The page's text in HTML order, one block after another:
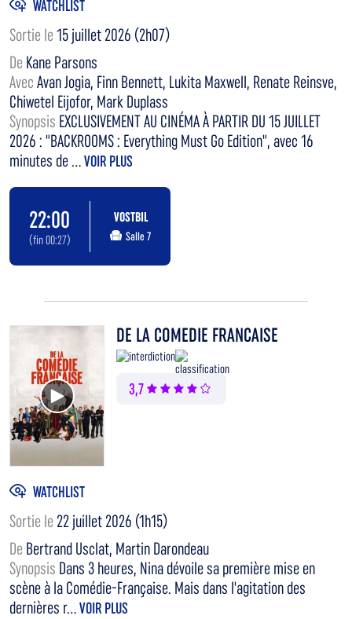
WATCHLIST
Sortie le 15 juillet 2026 (2h07)
De Kane Parsons
Avec Avan Jogia, Finn Bennett, Lukita Maxwell, Renate Reinsve,
Chiwetel Eijofor, Mark Duplass
Synopsis EXCLUSIVEMENT AU CINÉMA À PARTIR DU 15 JUILLET
2026 : "BACKROOMS : Everything Must Go Edition", avec 16
minutes de ...VOIR PLUS
22:00
(fin 00:27)
VOSTBIL
Salle 7
Voir la bande annonce
DE LA COMEDIE FRANCAISE
3,7
WATCHLIST
Sortie le 22 juillet 2026 (1h15)
De Bertrand Usclat, Martin Darondeau
Synopsis Dans 3 heures, Nina dévoile sa première mise en
scène à la Comédie-Française. Mais dans l'agitation des
dernières r...VOIR PLUS